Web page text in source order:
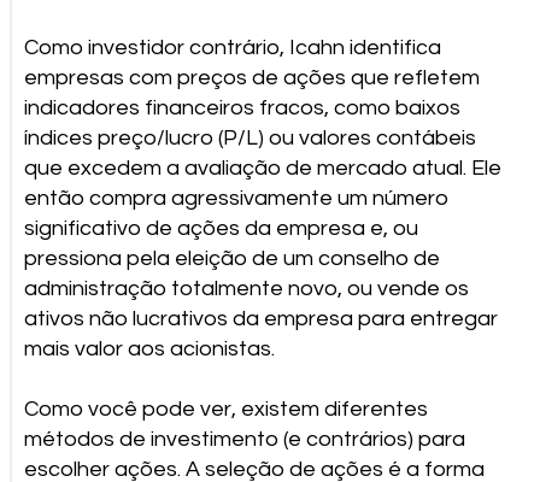
Como investidor contrário, Icahn identifica
empresas com preços de ações que refletem
indicadores financeiros fracos, como baixos
índices preço/lucro (P/L) ou valores contábeis
que excedem a avaliação de mercado atual. Ele
então compra agressivamente um número
significativo de ações da empresa e, ou
pressiona pela eleição de um conselho de
administração totalmente novo, ou vende os
ativos não lucrativos da empresa para entregar
mais valor aos acionistas.
Como você pode ver, existem diferentes
métodos de investimento (e contrários) para
escolher ações. A seleção de ações é a forma